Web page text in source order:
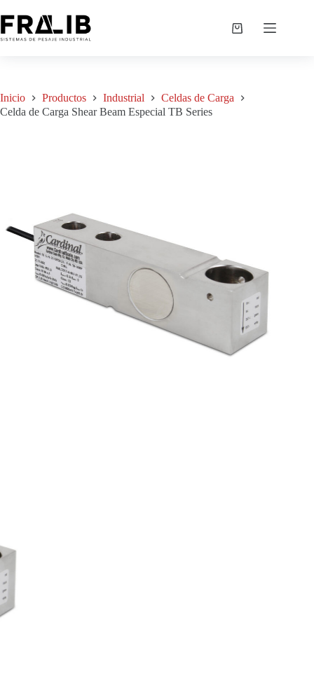
al
contenido
Celda de Carga Shear Beam Especial TB Series
S/0.00 Agregar a cotización
Shopping
Inicio Productos Industrial
Celdas de Carga
Celda de Carga Shear Beam Especial TB Series